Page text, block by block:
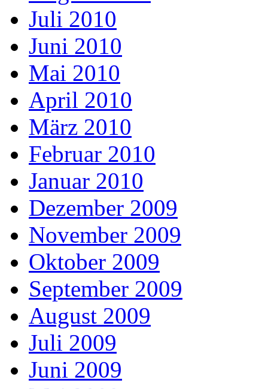
Juli 2010
Juni 2010
Mai 2010
April 2010
März 2010
Februar 2010
Januar 2010
Dezember 2009
November 2009
Oktober 2009
September 2009
August 2009
Juli 2009
Juni 2009